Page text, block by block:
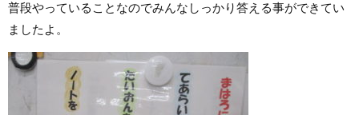
普段やっていることなのでみんなしっかり答える事ができてい
ましたよ。